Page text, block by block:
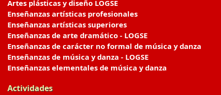
Artes plásticas y diseño LOGSE
Enseñanzas artísticas profesionales
Enseñanzas artísticas superiores
Enseñanzas de arte dramático - LOGSE
Enseñanzas de carácter no formal de música y danza
Enseñanzas de música y danza - LOGSE
Enseñanzas elementales de música y danza
Actividades